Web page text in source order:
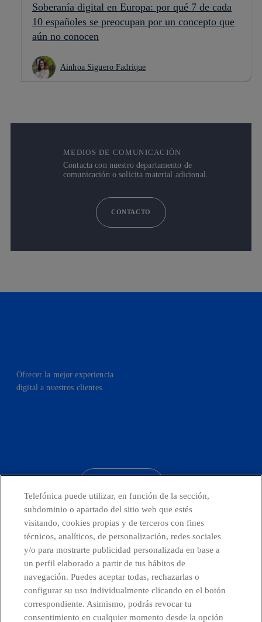
Soberanía digital en Europa: por qué 7 de cada
10 españoles se preocupan por un concepto que
aún no conocen
Ainhoa Siguero Fadrique
MEDIOS DE COMUNICACIÓN
Contacta con nuestro departamento de
comunicación o solicita material adicional.
CONTACTO
Ofrecer la mejor experiencia
digital a nuestros clientes.
Telefónica en redes sociales
Canal de Denuncias
Centro Global Transparencia
Telefónica puede utilizar, en función de la sección,
subdominio o apartado del sitio web que estés
visitando, cookies propias y de terceros con fines
técnicos, analíticos, de personalización, redes sociales
y/o para mostrarte publicidad personalizada en base a
un perfil elaborado a partir de tus hábitos de
navegación. Puedes aceptar todas, rechazarlas o
configurar su uso individualmente clicando en el botón
correspondiente. Asimismo, podrás revocar tu
consentimiento en cualquier momento desde la opción